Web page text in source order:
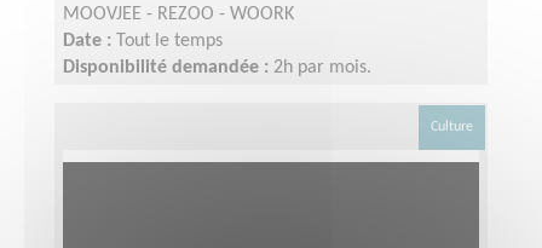
MOOVJEE - REZOO - WOORK
Date :
Tout le temps
Disponibilité demandée : 2h par mois.
Culture